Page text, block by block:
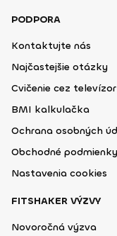
PODPORA
Kontaktujte nás
Najčastejšie otázky
Cvičenie cez televízor
BMI kalkulačka
Ochrana osobných
Obchodné podmienky
Nastavenia cookies
FITSHAKER VÝZVY
Novoročná výzva